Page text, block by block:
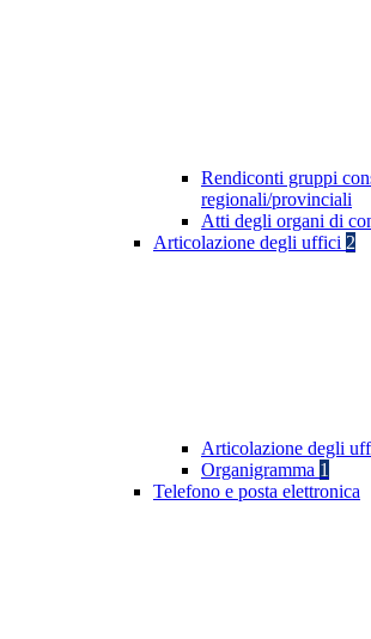
Rendiconti gruppi
regionali/provinciali
Atti degli organi di
Articolazione degli uffici 2
Articolazione degli
Organigramma 1
Telefono e posta elettronica